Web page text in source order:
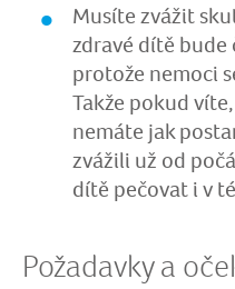
Musíte zvážit
zdravé dítě bude
protože nemoci
Takže pokud
nemáte jak
zvážili už od
dítě pečovat i v
Požadavky a